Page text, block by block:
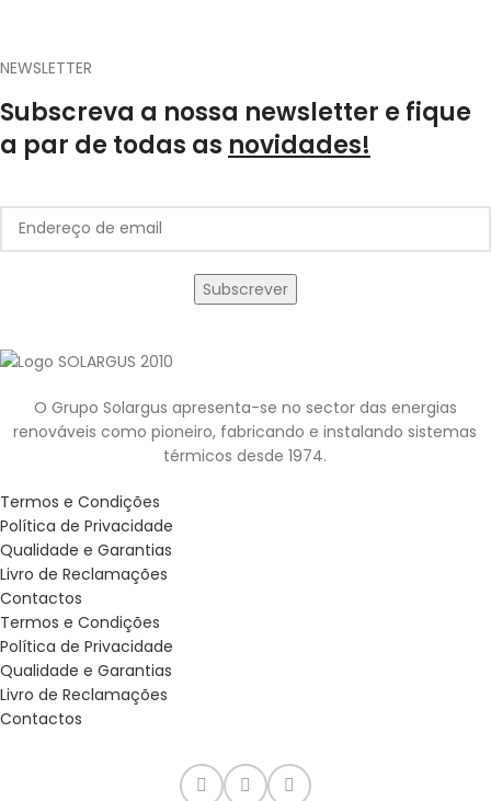
NEWSLETTER
Subscreva a nossa newsletter e fique
a par de todas as novidades!
O Grupo Solargus apresenta-se no sector das energias
renováveis como pioneiro, fabricando e instalando sistemas
térmicos desde 1974.
Termos e Condições
Política de Privacidade
Qualidade e Garantias
Livro de Reclamações
Contactos
Termos e Condições
Política de Privacidade
Qualidade e Garantias
Livro de Reclamações
Contactos